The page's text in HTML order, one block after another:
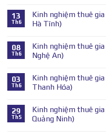
13
Th6
Kinh nghiệm thuê
Hà Tĩnh)
08
Th6
Kinh nghiệm thuê
Nghệ An)
03
Th6
Kinh nghiệm thuê
Thanh Hóa)
29
Th5
Kinh nghiệm thuê
Quảng Ninh)